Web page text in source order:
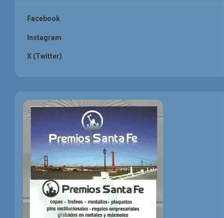
Facebook
Instagram
X (Twitter)